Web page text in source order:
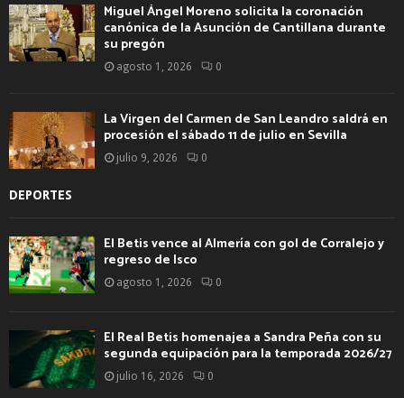
Miguel Ángel Moreno solicita la coronación
canónica de la Asunción de Cantillana durante
su pregón
agosto 1, 2026 0
La Virgen del Carmen de San Leandro saldrá en
procesión el sábado 11 de julio en Sevilla
julio 9, 2026 0
DEPORTES
El Betis vence al Almería con gol de Corralejo y
regreso de Isco
agosto 1, 2026 0
El Real Betis homenajea a Sandra Peña con su
segunda equipación para la temporada 2026/27
julio 16, 2026 0